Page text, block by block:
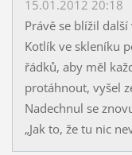
15.01.2012 20:18
Právě se blížil
Kotlík ve skleníku
řádků, aby měl
protáhnout, vyšel
Nadechnul se
„Jak to, že tu nic